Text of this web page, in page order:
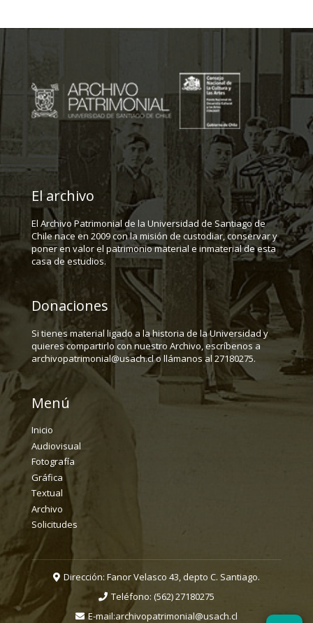
El archivo
El Archivo Patrimonial de la Universidad de Santiago de
Chile nace en 2009 con la misión de custodiar, conservar y
poner en valor el patrimonio material e inmaterial de esta
casa de estudios.
Donaciones
Si tienes material ligado a la historia de la Universidad y
quieres compartirlo con nuestro Archivo, escríbenos a
archivopatrimonial@usach.cl o llámanos al 27180275.
Menú
Inicio
Audiovisual
Fotografía
Gráfica
Textual
Archivo
Solicitudes
Dirección: Fanor Velasco 43, depto C. Santiago.
Teléfono: (562) 27180275
E-mail:archivopatrimonial@usach.cl